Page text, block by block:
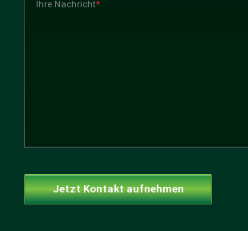
Pflichtfeld
Ihre Nachricht*
Jetzt Kontakt aufnehmen